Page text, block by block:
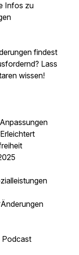
Infos zu
findest
Lass
wissen!
Podcast